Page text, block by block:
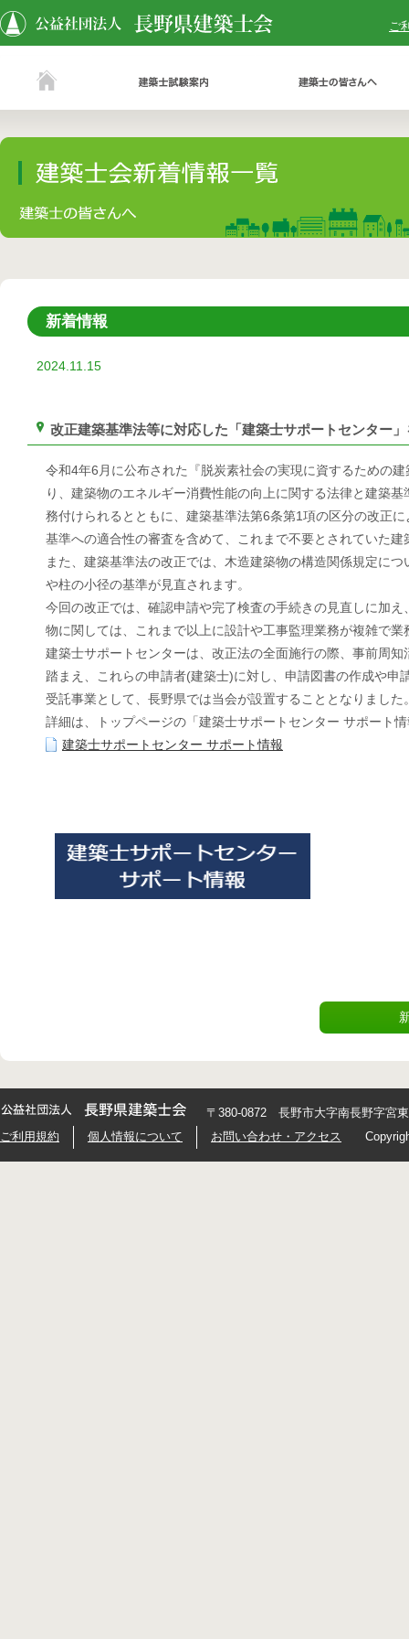
ご
新着情報
2024.11.15
改正建築基準法等に対応した「建築士サポートセンター
令和4年6月に公布された『脱炭素社会の実現に資するための
り、建築物のエネルギー消費性能の向上に関する法律と建築
務付けられるとともに、建築基準法第6条第1項の区分の改正
基準への適合性の審査を含めて、これまで不要とされていた
また、建築基準法の改正では、木造建築物の構造関係規定に
や柱の小径の基準が見直されます。
今回の改正では、確認申請や完了検査の手続きの見直しに加
物に関しては、これまで以上に設計や工事監理業務が複雑で
建築士サポートセンターは、改正法の全面施行の際、事前周
踏まえ、これらの申請者(建築士)に対し、申請図書の作成や
受託事業として、長野県では当会が設置することとなりました
詳細は、トップページの「建築士サポートセンター サポート
建築士サポートセンター サポート情報
〒380-0872 長野市大字南長野字宮
ご利用規約
個人情報について お問い合わせ・アクセス